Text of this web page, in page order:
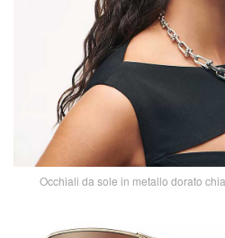
Occhiali da sole in metallo dorato